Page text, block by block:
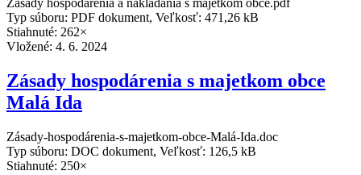
Zásady hospodárenia a nakladania s majetkom obce.pdf
Typ súboru: PDF dokument, Veľkosť: 471,26 kB
Stiahnuté: 262×
Vložené: 4. 6. 2024
Zásady hospodárenia s majetkom obce
Malá Ida
Zásady-hospodárenia-s-majetkom-obce-Malá-Ida.doc
Typ súboru: DOC dokument, Veľkosť: 126,5 kB
Stiahnuté: 250×